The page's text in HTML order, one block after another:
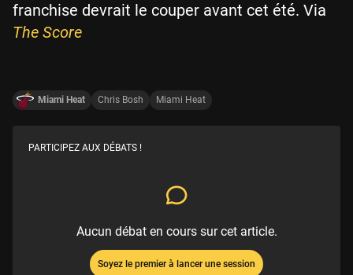
franchise devrait le couper avant cet été. Via
The Score
Miami Heat Chris Bosh Miami Heat
PARTICIPEZ AUX DÉBATS !
Aucun débat en cours sur cet article.
Soyez le premier à lancer une session